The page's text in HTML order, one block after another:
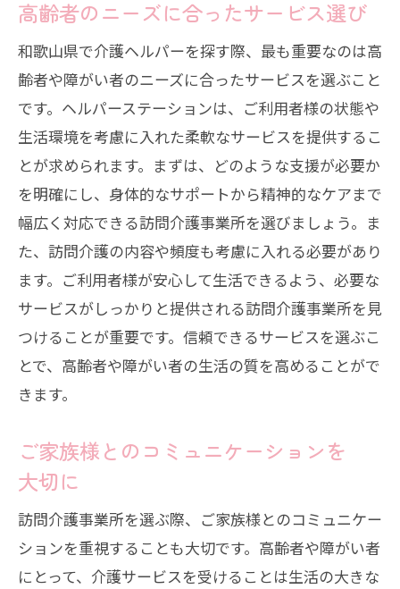
信頼性を見極めるためのステップ
長期的に支える体制を見据えた選び方
高齢者のニーズに合ったサービス選び
和歌山県で介護ヘルパーを探す際、最も重要なのは高
齢者や障がい者のニーズに合ったサービスを選ぶこと
です。ヘルパーステーションは、ご利用者様の状態や
生活環境を考慮に入れた柔軟なサービスを提供するこ
とが求められます。まずは、どのような支援が必要か
を明確にし、身体的なサポートから精神的なケアまで
幅広く対応できる訪問介護事業所を選びましょう。ま
た、訪問介護の内容や頻度も考慮に入れる必要があり
ます。ご利用者様が安心して生活できるよう、必要な
サービスがしっかりと提供される訪問介護事業所を見
つけることが重要です。信頼できるサービスを選ぶこ
とで、高齢者や障がい者の生活の質を高めることがで
きます。
ご家族様とのコミュニケーションを
大切に
訪問介護事業所を選ぶ際、ご家族様とのコミュニケー
ションを重視することも大切です。高齢者や障がい者
にとって、介護サービスを受けることは生活の大きな